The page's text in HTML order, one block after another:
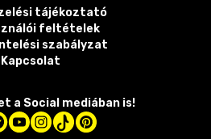
tájékoztató
feltételek
szabályzat
Kapcsolat
a Social mediában is!